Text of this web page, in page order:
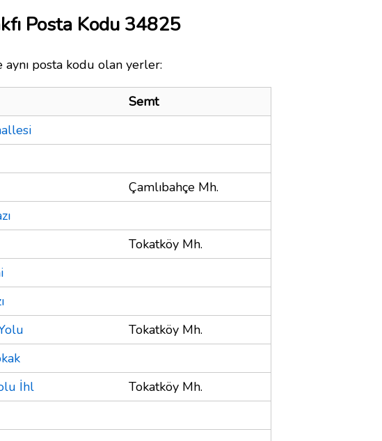
Posta Kodu 34825
aynı posta kodu olan yerler:
Semt
Çamlıbahçe Mh.
Tokatköy Mh.
Tokatköy Mh.
İhl
Tokatköy Mh.